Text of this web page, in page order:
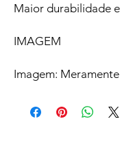
Maior durabilidade
IMAGEM
Imagem: